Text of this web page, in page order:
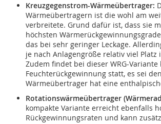
Kreuzgegenstrom-Wärmeübertrager:
Wärmeübertragern ist die wohl am
verbreitete. Grund dafür ist, dass sie
höchsten
das bei sehr geringer Leckage.
je nach Anlagengröße relativ viel Platz
Zudem findet bei dieser WRG-Variante
Feuchterückgewinnung statt, es sei
Wärmeübertrager hat eine
Rotationswärmeübertrager
kompakte Variante erreicht ebenfalls
Rückgewinnungsraten und kann